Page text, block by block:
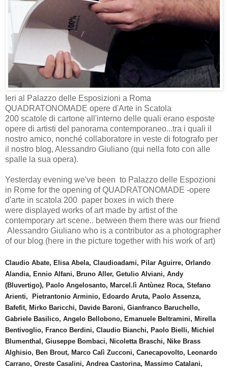
Ieri al Palazzo delle Esposizioni a Roma
QUADRATONOMADE opere d'Arte in Scatola
200 scatole di cartone all'interno delle quali erano esposte
opere di artisti del panorama contemporaneo...tra i quali il
nostro amico, nonché collaboratore in veste di fotografo per
il nostro blog, Alessandro Giuliano (qui nella foto con alle
spalle la sua opera).
Yesterday evening we've been to Palazzo delle Espozioni
in Rome for the opening of QUADRATONOMADE -opere
d'arte in scatola 200 paper boxes in wich there
were displayed works of art made by artist of the
contemporary art scene.. between them there was our friend
Alessandro Giuliano who is a contributor as a photographer
of our blog (here in the picture together with his work of art)
Claudio Abate, Elisa Abela, Claudioadami, Pilar Aguirre, Orlando
Alandia, Ennio Alfani, Bruno Aller, Getulio Alviani, Andy
(Bluvertigo), Paolo Angelosanto, Marcel.lì Antùnez Roca, Stefano
Arienti, Pietrantonio Arminio, Edoardo Aruta, Paolo Assenza,
Bafefit, Mirko Baricchi, Davide Baroni, Gianfranco Baruchello,
Gabriele Basilico, Angelo Bellobono, Emanuele Beltramini, Mirella
Bentivoglio, Franco Berdini, Claudio Bianchi, Paolo Bielli, Michiel
Blumenthal, Giuseppe Bombaci, Nicoletta Braschi, Nike Brass
Alghisio, Ben Brout, Marco Calì Zucconi, Canecapovolto, Leonardo
Carrano, Oreste Casalini, Andrea Castorina, Massimo Catalani,